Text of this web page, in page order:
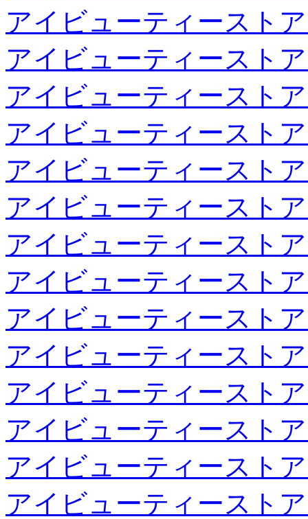
アイビューティースト
アイビューティースト
アイビューティースト
アイビューティースト
アイビューティースト
アイビューティースト
アイビューティースト
アイビューティースト
アイビューティースト
アイビューティースト
アイビューティースト
アイビューティースト
アイビューティースト
アイビューティースト